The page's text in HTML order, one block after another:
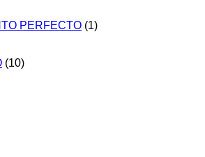
PERFECTO (1)
(10)